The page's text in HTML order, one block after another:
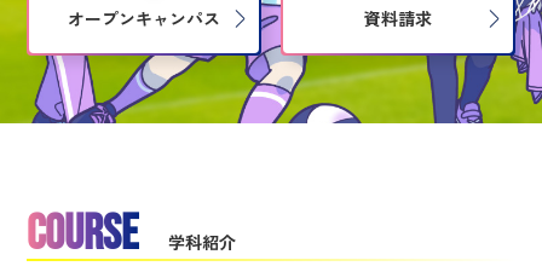
オープンキャンパス 資料請求
COURSE 学科紹介